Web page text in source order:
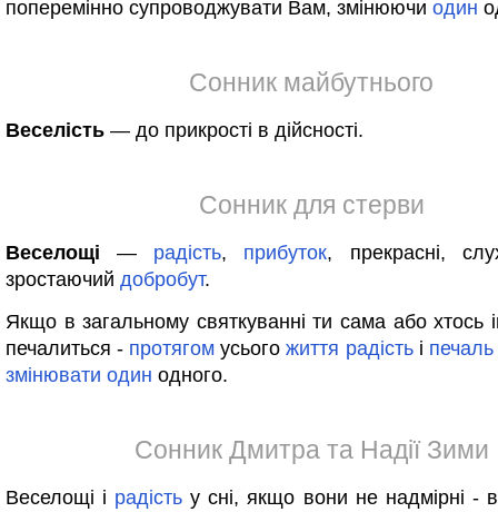
поперемінно супроводжувати Вам, змінюючи один
Сонник майбутнього
Веселість — до прикрості в дійсності.
Сонник для стерви
Веселощі — радість, прибуток, прекрасні,
зростаючий добробут.
Якщо в загальному святкуванні ти сама або хтось
печалиться - протягом усьогожиття радістьі печаль
змінювати один одного.
Сонник Дмитра та Надії Зими
Веселощі і радість у сні, якщо вони не надмірні -